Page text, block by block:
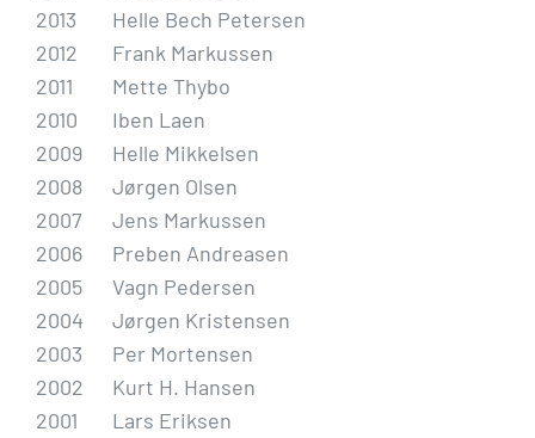
2013
Helle Bech Petersen
2012
Frank Markussen
2011
Mette Thybo
2010
Iben Laen
2009
Helle Mikkelsen
2008
Jørgen Olsen
2007
Jens Markussen
2006
Preben Andreasen
2005
Vagn Pedersen
2004
Jørgen Kristensen
2003
Per Mortensen
2002
Kurt H. Hansen
2001
Lars Eriksen